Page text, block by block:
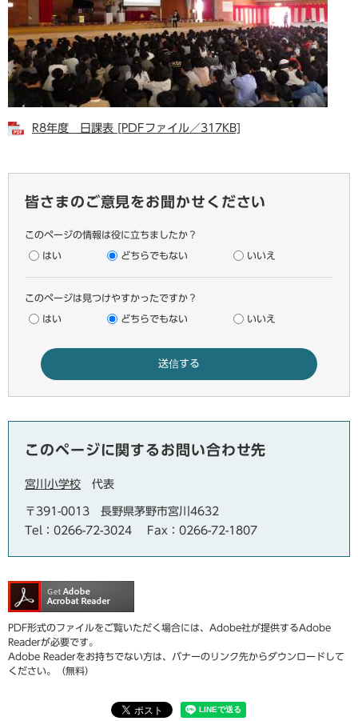
R8年度 日課表 [PDFファイル／317KB]
皆さまのご意見をお聞かせください
このページの情報は役に立ちましたか？
はい どちらでもない いいえ
このページは見つけやすかったですか？
はい どちらでもない いいえ
このページに関するお問い合わせ先
宮川小学校 代表
〒391-0013
長野県茅野市宮川4632
Tel：0266-72-3024
Fax：0266-72-1807
PDF形式のファイルをご覧いただく場合には、Adobe社が提供するAdobe
Readerが必要です。
Adobe Readerをお持ちでない方は、バナーのリンク先からダウンロードして
ください。（無料）